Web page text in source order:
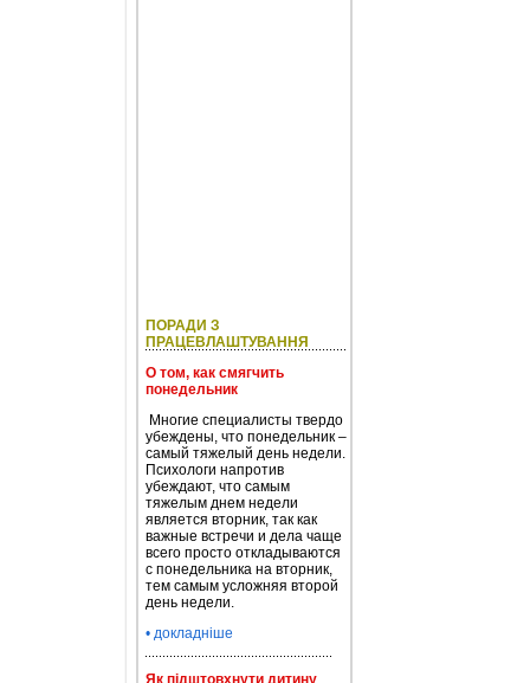
ПОРАДИ З
ПРАЦЕВЛАШТУВАННЯ
О том, как смягчить
понедельник
Многие специалисты твердо
убеждены, что понедельник –
самый тяжелый день недели.
Психологи напротив
убеждают, что самым
тяжелым днем недели
является вторник, так как
важные встречи и дела чаще
всего просто откладываются
с понедельника на вторник,
тем самым усложняя второй
день недели.
• докладніше
Як підштовхнути дитину